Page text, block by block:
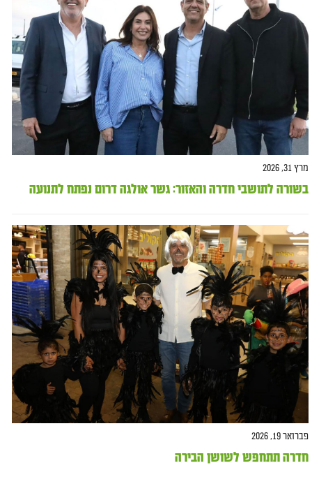
מרץ 31, 2026
בשורה לתושבי חדרה והאזור: גשר אולגה דרום נפתח לתנועה
פברואר 19, 2026
חדרה תתחפש לשושן הבירה